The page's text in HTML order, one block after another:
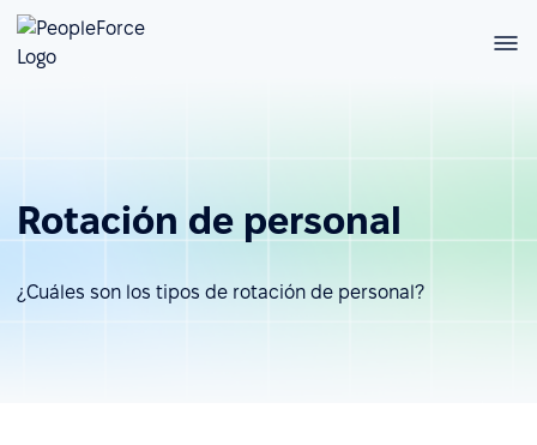
Rotación de personal
¿Cuáles son los tipos de rotación de personal?